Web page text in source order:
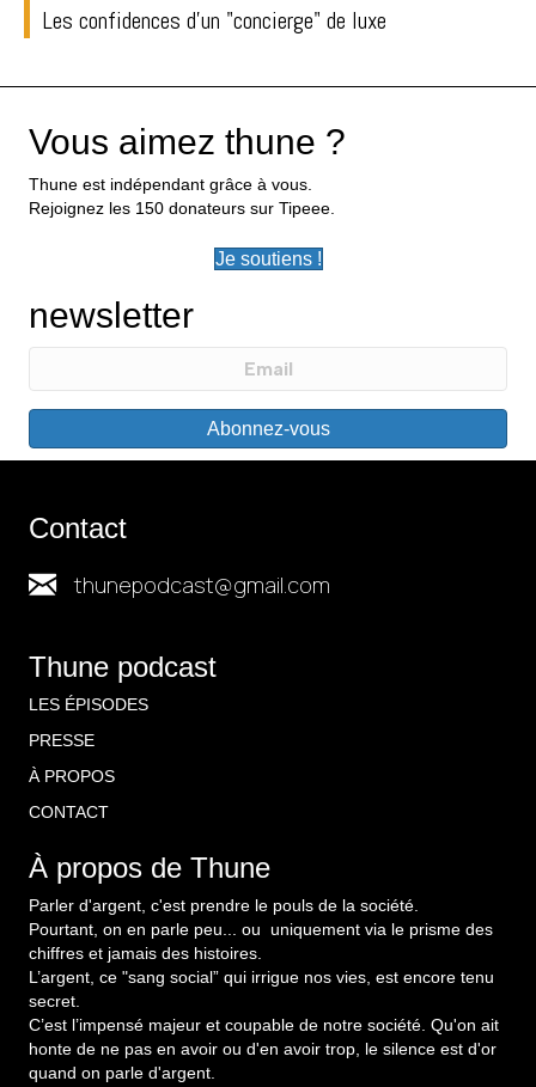
Les confidences d'un "concierge" de luxe
Vous aimez thune ?
Thune est indépendant grâce à vous.
Rejoignez les 150 donateurs sur Tipeee.
Je soutiens !
newsletter
Abonnez-vous
Contact
thunepodcast@gmail.com
Thune podcast
LES ÉPISODES
PRESSE
À PROPOS
CONTACT
À propos de Thune
Parler d'argent, c'est prendre le pouls de la société.
Pourtant, on en parle peu... ou uniquement via le prisme des
chiffres et jamais des histoires.
L’argent, ce "sang social” qui irrigue nos vies, est encore tenu
secret.
C’est l’impensé majeur et coupable de notre société. Qu'on ait
honte de ne pas en avoir ou d'en avoir trop, le silence est d'or
quand on parle d'argent.